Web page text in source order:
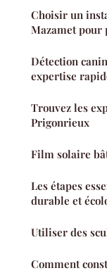
Choisir un
Mazamet pour
Détection
expertise
Trouvez les
Prigonrieux
Film solaire
Les étapes
durable et
Utiliser des
Comment